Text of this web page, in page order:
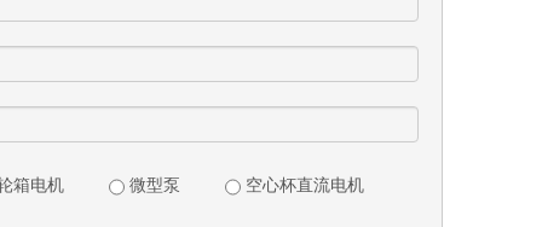
箱电机 微型泵 空心杯直流电机